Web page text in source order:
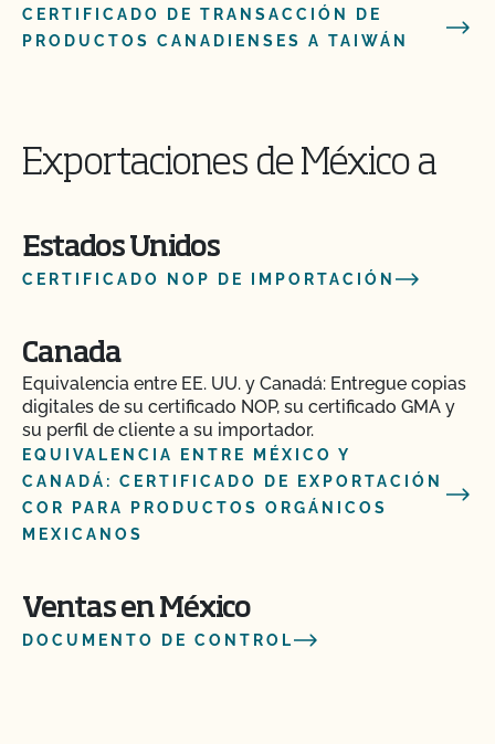
CERTIFICADO DE TRANSACCIÓN DE
PRODUCTOS CANADIENSES A TAIWÁN
Exportaciones de México a
Estados Unidos
CERTIFICADO NOP DE IMPORTACIÓN
Canada
Equivalencia entre EE. UU. y Canadá: Entregue copias
digitales de su certificado NOP, su certificado GMA y
su perfil de cliente a su importador.
EQUIVALENCIA ENTRE MÉXICO Y
CANADÁ: CERTIFICADO DE EXPORTACIÓN
COR PARA PRODUCTOS ORGÁNICOS
MEXICANOS
Ventas en México
DOCUMENTO DE CONTROL